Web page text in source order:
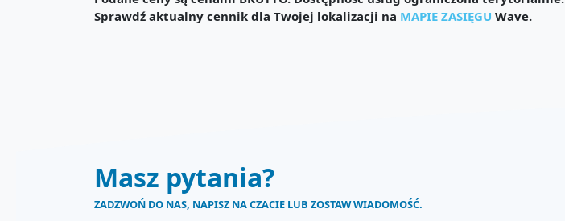
Sprawdź aktualny cennik dla Twojej lokalizacji na MAPIE ZASIĘGU Wave.
Masz pytania?
ZADZWOŃ DO NAS, NAPISZ NA CZACIE LUB ZOSTAW WIADOMOŚĆ.